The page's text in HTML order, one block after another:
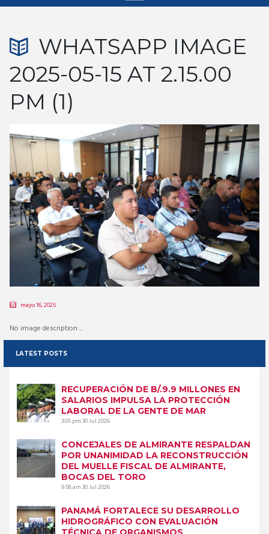
WHATSAPP IMAGE
2025-05-15 AT 2.15.00
PM (1)
mayo 16, 2025
No image description ...
LATEST POSTS
RECUPERACIÓN DE B/.9.9 MILLONES EN
SALARIOS IMPULSA LA PROTECCIÓN
LABORAL DE LA GENTE DE MAR
3:05 pm30 Jul 2026
CONCEJALES DE ALMIRANTE RESPALDAN
POR UNANIMIDAD LA RECONSTRUCCIÓN
DEL MUELLE FISCAL DE ALMIRANTE,
BOCAS DEL TORO
9:58 am30 Jul 2026
PANAMÁ FORTALECE SU DESARROLLO
HIDROGRÁFICO CON EVALUACIÓN